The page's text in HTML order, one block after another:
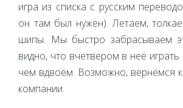
игра из списка с русским
он там был нужен). Летаем,
шипы. Мы быстро забрасываем
видно, что вчетвером в неё
чем вдвоём. Возможно, вернёмся
компании.